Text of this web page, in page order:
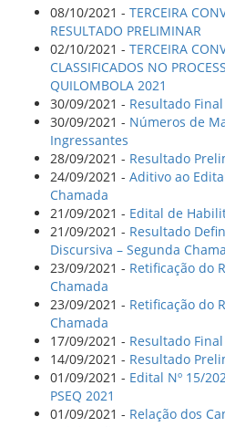
08/10/2021 - TERCEIRA
RESULTADO PRELIMINAR
02/10/2021 - TERCEIRA
CLASSIFICADOS NO
QUILOMBOLA 2021
30/09/2021 - Resultado
30/09/2021 - Números de
Ingressantes
28/09/2021 - Resultado
24/09/2021 - Aditivo ao
Chamada
21/09/2021 - Edital de
21/09/2021 - Resultado
Discursiva – Segunda
23/09/2021 - Retificação do
Chamada
23/09/2021 - Retificação do
Chamada
17/09/2021 - Resultado
14/09/2021 - Resultado
01/09/2021 - Edital Nº 15/
PSEQ 2021
01/09/2021 - Relação dos